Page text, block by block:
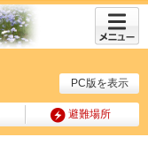
PC版を表示
避難場所
メニュ
ー